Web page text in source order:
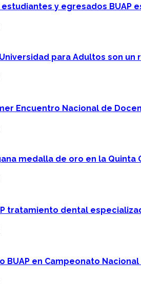
y egresados BUAP
para Adultos son
Encuentro Nacional de
medalla de oro en la
tratamiento dental
BUAP en Campeonato